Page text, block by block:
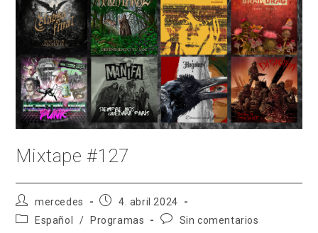
Mixtape #127
Autor
de
la
mercedes
Publicación
la
4. abril 2024
Categoría
Español / Programas
Comentarios
Sin comentarios